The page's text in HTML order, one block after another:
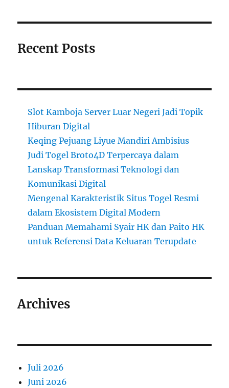
Recent Posts
Slot Kamboja Server Luar Negeri Jadi Topik
Hiburan Digital
Keqing Pejuang Liyue Mandiri Ambisius
Judi Togel Broto4D Terpercaya dalam
Lanskap Transformasi Teknologi dan
Komunikasi Digital
Mengenal Karakteristik Situs Togel Resmi
dalam Ekosistem Digital Modern
Panduan Memahami Syair HK dan Paito HK
untuk Referensi Data Keluaran Terupdate
Archives
Juli 2026
Juni 2026